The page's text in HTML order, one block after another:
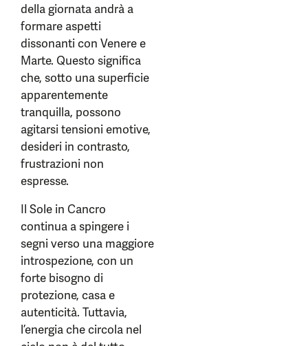
della giornata andrà a
formare aspetti
dissonanti con Venere e
Marte. Questo significa
che, sotto una superficie
apparentemente
tranquilla, possono
agitarsi tensioni emotive,
desideri in contrasto,
frustrazioni non
espresse.
Il Sole in Cancro
continua a spingere i
segni verso una maggiore
introspezione, con un
forte bisogno di
protezione, casa e
autenticità. Tuttavia,
l’energia che circola nel